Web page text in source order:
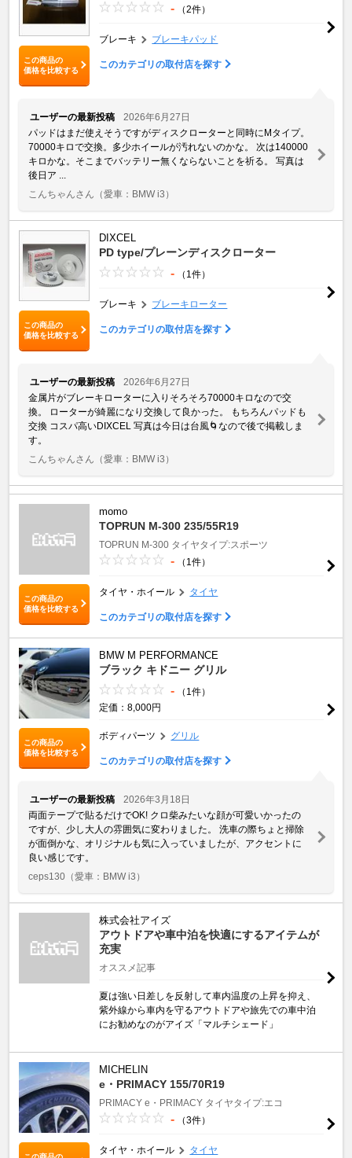
この商品の
価格を比較する
- （2件）
ブレーキ ブレーキパッド
このカテゴリの取付店を探す
ユーザーの最新投稿
2026年6月27日
パッドはまだ使えそうですがディスクローターと同時にMタイプ。
70000キロで交換。多少ホイールが汚れないのかな。 次は140000
キロかな。そこまでバッテリー無くならないことを祈る。 写真は
後日ア ...
こんちゃんさん （愛車：BMW i3）
この商品の
価格を比較する
DIXCEL
PD type/プレーンディスクローター
- （1件）
ブレーキ ブレーキローター
このカテゴリの取付店を探す
ユーザーの最新投稿
2026年6月27日
金属片がブレーキローターに入りそろそろ70000キロなので交
換。 ローターが綺麗になり交換して良かった。 もちろんパッドも
交換 コスパ高いDIXCEL 写真は今日は台風🌀なので後で掲載しま
す。
こんちゃんさん （愛車：BMW i3）
この商品の
価格を比較する
momo
TOPRUN M-300 235/55R19
TOPRUN M-300 タイヤタイプ:スポーツ
- （1件）
タイヤ・ホイール タイヤ
このカテゴリの取付店を探す
この商品の
価格を比較する
BMW M PERFORMANCE
ブラック キドニー グリル
-
（1件）
定価：8,000円
ボディパーツ グリル
このカテゴリの取付店を探す
ユーザーの最新投稿
2026年3月18日
両面テープで貼るだけでOK! クロ柴みたいな顔が可愛いかったの
ですが、少し大人の雰囲気に変わりました。 洗車の際ちょと掃除
が面倒かな、オリジナルも気に入っていましたが、アクセントに
良い感じです。
ceps130 （愛車：BMW i3）
株式会社アイズ
アウトドアや車中泊を快適にするアイテムが
充実
オススメ記事
夏は強い日差しを反射して車内温度の上昇を抑え、
紫外線から車内を守るアウトドアや旅先での車中泊
にお勧めなのがアイズ「マルチシェード」
MICHELIN
e・PRIMACY 155/70R19
PRIMACY e・PRIMACY タイヤタイプ:エコ
- （3件）
タイヤ・ホイール タイヤ